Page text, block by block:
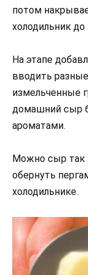
потом
холодильник до
На этапе
вводить
измельченные
домашний сыр
ароматами.
Можно сыр так
обернуть
холодильнике.